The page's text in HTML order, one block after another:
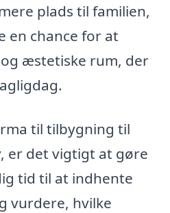
plads til familien,
en chance for at
æstetiske rum, der
til tilbygning til
er det vigtigt at gøre
tid til at indhente
vurdere, hvilke